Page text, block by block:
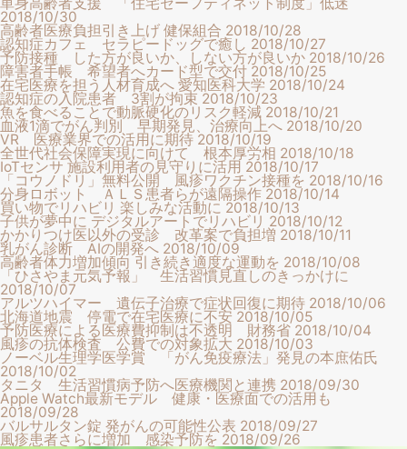
2018/10/30
高齢者医療負担引き上げ 健保組合 2018/10/28
認知症カフェ セラピードッグで癒し 2018/10/27
予防接種 した方が良いか、しない方が良いか 2018/10/26
障害者手帳 希望者へカード型で交付 2018/10/25
在宅医療を担う人材育成へ 愛知医科大学 2018/10/24
認知症の入院患者 3割が拘束 2018/10/23
魚を食べることで動脈硬化のリスク軽減 2018/10/21
血液1滴でがん判別 早期発見、治療向上へ 2018/10/20
VR 医療業界での活用に期待 2018/10/19
全世代社会保障実現に向けて 根本厚労相 2018/10/18
IoTセンサ 施設利用者の見守りに活用 2018/10/17
「コウノドリ」無料公開 風疹ワクチン接種を 2018/10/16
分身ロボット ＡＬＳ患者らが遠隔操作 2018/10/14
買い物でリハビリ 楽しみな活動に 2018/10/13
子供が夢中に デジタルアートでリハビリ 2018/10/12
かかりつけ医以外の受診 改革案で負担増 2018/10/11
乳がん診断 AIの開発へ 2018/10/09
高齢者体力増加傾向 引き続き適度な運動を 2018/10/08
「ひさやま元気予報」 生活習慣見直しのきっかけに
2018/10/07
アルツハイマー 遺伝子治療で症状回復に期待 2018/10/06
北海道地震 停電で在宅医療に不安 2018/10/05
予防医療による医療費抑制は不透明 財務省 2018/10/04
風疹の抗体検査 公費での対象拡大 2018/10/03
ノーベル生理学医学賞 「がん免疫療法」発見の本庶佑氏
2018/10/02
タニタ 生活習慣病予防へ医療機関と連携 2018/09/30
Apple Watch最新モデル 健康・医療面での活用も
2018/09/28
バルサルタン錠 発がんの可能性公表 2018/09/27
風疹患者さらに増加 感染予防を 2018/09/26